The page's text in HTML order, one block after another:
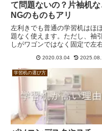
て問題ないの？片袖机な
NGのものもアリ
左利きでも普通の学習机はほ
題なく使えます。ただし、袖
しがワゴンではなく固定で左右
た、上置きに扉付き収納が付
オルレアなどは目の前が圧迫
感じるかもしれません。デスク
イトの取り付け位置にも注意。
と、デスク本体の引出しが左右
等のほうが良いかもしれません
2020.03.04
学習机の選び方